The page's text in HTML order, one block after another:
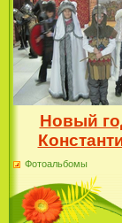
Новый
Фотоальбомы